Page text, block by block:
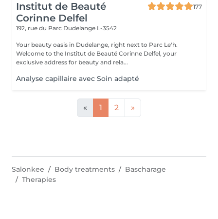
Institut de Beauté
Corinne Delfel
177
192, rue du Parc Dudelange L-3542
Your beauty oasis in Dudelange, right next to Parc Le'h.
Welcome to the Institut de Beauté Corinne Delfel, your
exclusive address for beauty and rela...
Analyse capillaire avec Soin adapté
« 1 2 »
Salonkee Body treatments
Bascharage
Therapies